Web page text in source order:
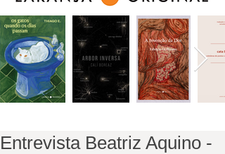
Entrevista Beatriz Aquino -